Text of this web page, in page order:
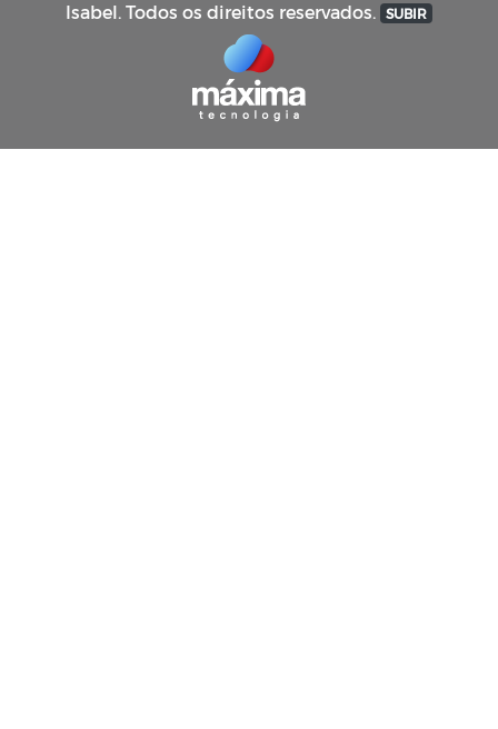
Isabel. Todos os direitos reservados. SUBIR